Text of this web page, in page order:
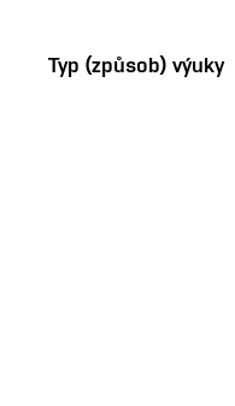
Typ (způsob) výuky